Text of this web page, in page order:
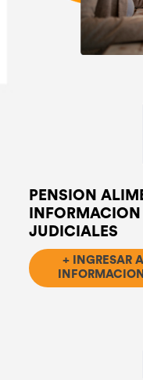
PENSION
JUDICIALES
+ INGRESAR